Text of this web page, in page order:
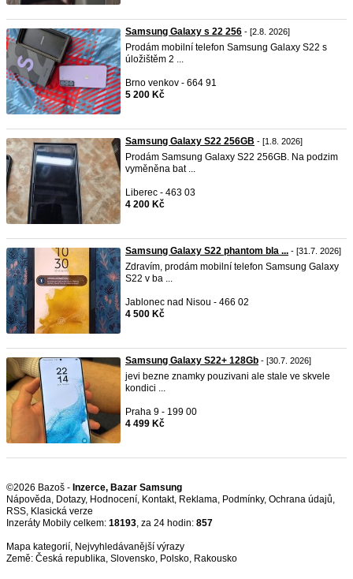
Samsung Galaxy s 22 256 - [2.8. 2026]
Prodám mobilní telefon Samsung Galaxy S22 s
úložištěm 2 ...
Brno venkov - 664 91
5 200 Kč
Samsung Galaxy S22 256GB - [1.8. 2026]
Prodám Samsung Galaxy S22 256GB. Na podzim
vyměněna bat ...
Liberec - 463 03
4 200 Kč
Samsung Galaxy S22 phantom bla ... - [31.7. 2026]
Zdravím, prodám mobilní telefon Samsung Galaxy
S22 v ba ...
Jablonec nad Nisou - 466 02
4 500 Kč
Samsung Galaxy S22+ 128Gb - [30.7. 2026]
jevi bezne znamky pouzivani ale stale ve skvele
kondici ...
Praha 9 - 199 00
4 499 Kč
©2026 Bazoš - Inzerce, Bazar Samsung
Nápověda, Dotazy, Hodnocení, Kontakt, Reklama, Podmínky, Ochrana údajů,
RSS,
Inzeráty Mobily celkem: 18193, za 24 hodin: 857
Mapa kategorií, Nejvyhledávanější výrazy
Země: Česká republika, Slovensko, Polsko, Rakousko